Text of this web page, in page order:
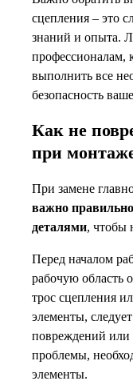
сцепления – это
знаний и опыта.
профессионалам,
выполнить все
безопасность
Как не
при
При замене
важно
деталями, чтобы
Перед началом
рабочую область
трос сцепления
элементы,
повреждений или
проблемы,
элементы.